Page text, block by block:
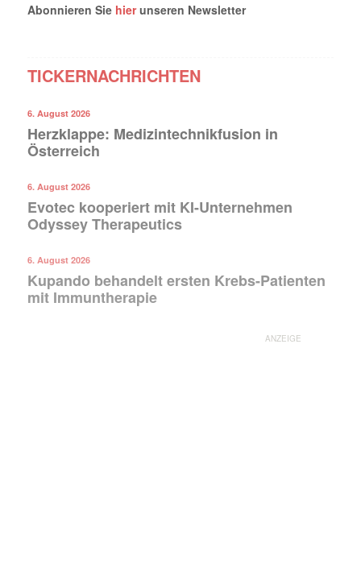
Abonnieren Sie hierunseren Newsletter
TICKERNACHRICHTEN
6. August 2026
Herzklappe: Medizintechnikfusion in
Österreich
6. August 2026
Evotec kooperiert mit KI-Unternehmen
Odyssey Therapeutics
6. August 2026
Kupando behandelt ersten Krebs-Patienten
mit Immuntherapie
ANZEIGE